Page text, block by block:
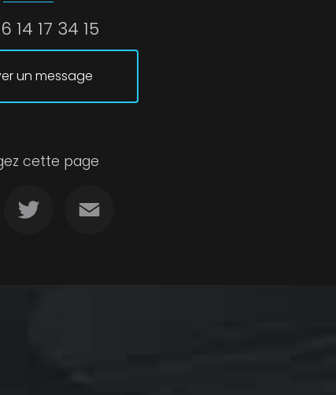
14 17 34 15
un message
cette page